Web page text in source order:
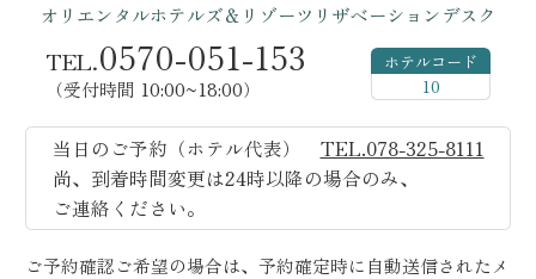
オリエンタルホテルズ＆リゾーツ リザベーションデスク
TEL.0570-051-153
（受付時間 10:00~18:00）
ホテルコード
10
当日のご予約（ホテル代表） TEL.078-325-8111
尚、到着時間変更は24時以降の場合のみ、
ご連絡ください。
ご予約確認ご希望の場合は、予約確定時に自動送信されたメ